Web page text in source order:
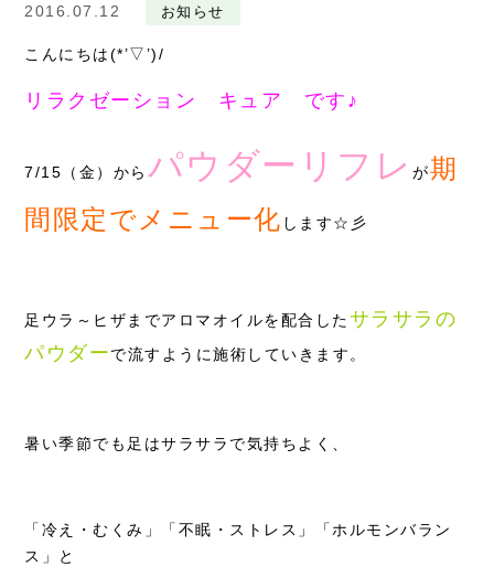
美容鍼・コルギ
お知らせ
症例別施術
採用情報
2016.07.12 お知らせ
こんにちは(*’▽’)/
リラクゼーション キュア です♪
7/15（金）から パウダーリフレが期
間限定でメニュー化 します☆彡
足ウラ～ヒザまでアロマオイルを配合したサラサラの
パウダーで流すように施術していきます。
暑い季節でも足はサラサラで気持ちよく、
「冷え・むくみ」「不眠・ストレス」「ホルモンバラン
ス」と